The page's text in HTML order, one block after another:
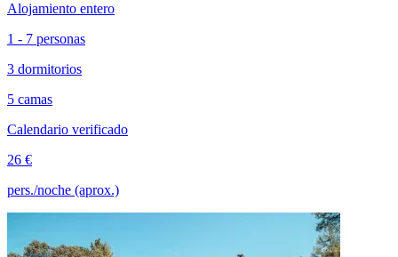
Alojamiento entero
1 - 7 personas
3 dormitorios
5 camas
Calendario verificado
26 €
pers./noche (aprox.)